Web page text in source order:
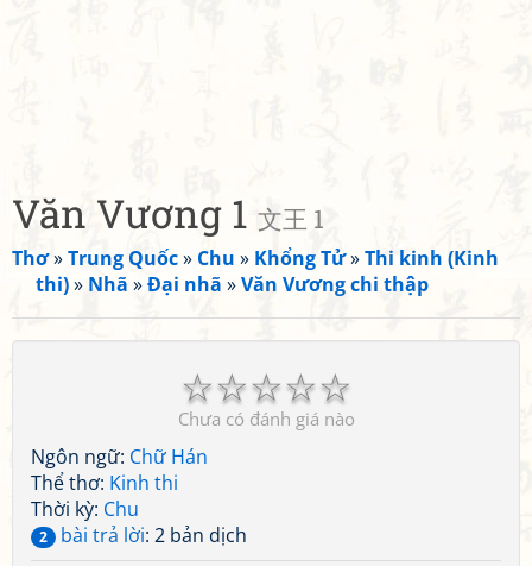
Văn Vương 1 文王 1
Thơ»Trung Quốc» Chu » Khổng Tử»Thi kinh (Kinh
thi)» Nhã »Đại nhã »Văn Vương chi thập
☆
☆
☆
☆
☆
Chưa có đánh giá nào
Ngôn ngữ: Chữ Hán
Thể thơ: Kinh thi
Thời kỳ: Chu
2 bài trả lời: 2 bản dịch